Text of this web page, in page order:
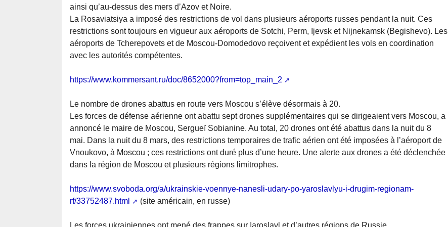
ainsi qu’au-dessus des mers d’Azov et Noire.
La Rosaviatsiya a imposé des restrictions de vol dans plusieurs aéroports russes pendant la nuit. Ces
restrictions sont toujours en vigueur aux aéroports de Sotchi, Perm, Ijevsk et Nijnekamsk (Begishevo). Les
aéroports de Tcherepovets et de Moscou-Domodedovo reçoivent et expédient les vols en coordination
avec les autorités compétentes.
https://www.kommersant.ru/doc/8652000?from=top_main_2
Le nombre de drones abattus en route vers Moscou s’élève désormais à 20.
Les forces de défense aérienne ont abattu sept drones supplémentaires qui se dirigeaient vers Moscou, a
annoncé le maire de Moscou, Sergueï Sobianine. Au total, 20 drones ont été abattus dans la nuit du 8
mai. Dans la nuit du 8 mars, des restrictions temporaires de trafic aérien ont été imposées à l’aéroport de
Vnoukovo, à Moscou ; ces restrictions ont duré plus d’une heure. Une alerte aux drones a été déclenchée
dans la région de Moscou et plusieurs régions limitrophes.
https://www.svoboda.org/a/ukrainskie-voennye-nanesli-udary-po-yaroslavlyu-i-drugim-regionam-
rf/33752487.html
(site américain, en russe)